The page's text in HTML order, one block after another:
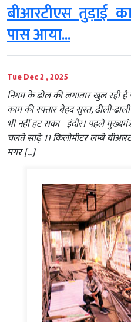
बीआरटीएस तुड़ाई
पास आया...
Tue Dec 2 , 2025
निगम के ढोल की लगातार खुल रही है
काम की रफ्तार बेहद सुस्त, ढीली-
भी नहीं हट सका इंदौर। पहले
चलते साढ़े 11 किलोमीटर लम्बे
मगर […]